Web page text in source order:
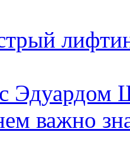
Эдуардом
важно